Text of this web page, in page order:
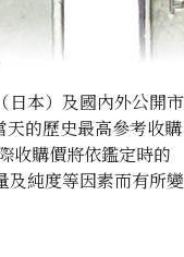
Ingot 100g
本）及國內外公開市
的歷史最高參考收購
收購價將依鑑定時的
及純度等因素而有所變